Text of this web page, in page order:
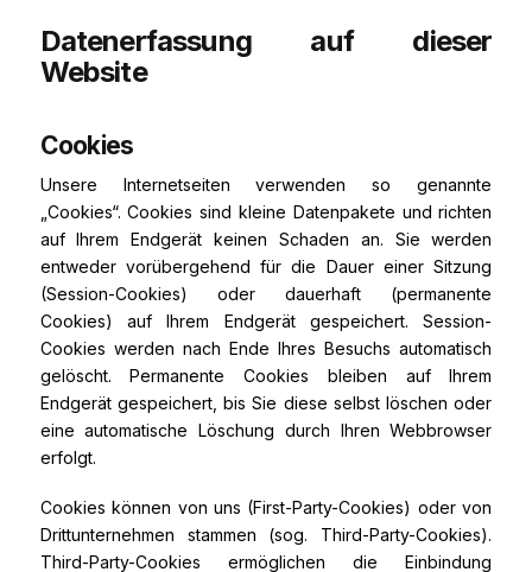
Datenerfassung auf dieser
Website
Cookies
Unsere Internetseiten verwenden so genannte
„Cookies“. Cookies sind kleine Datenpakete und richten
auf Ihrem Endgerät keinen Schaden an. Sie werden
entweder vorübergehend für die Dauer einer Sitzung
(Session-Cookies) oder dauerhaft (permanente
Cookies) auf Ihrem Endgerät gespeichert. Session-
Cookies werden nach Ende Ihres Besuchs automatisch
gelöscht. Permanente Cookies bleiben auf Ihrem
Endgerät gespeichert, bis Sie diese selbst löschen oder
eine automatische Löschung durch Ihren Webbrowser
erfolgt.
Cookies können von uns (First-Party-Cookies) oder von
Drittunternehmen stammen (sog. Third-Party-Cookies).
Third-Party-Cookies ermöglichen die Einbindung